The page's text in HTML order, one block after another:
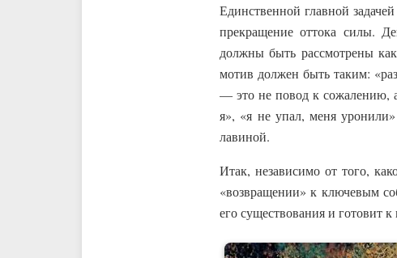
Единственной главной
прекращение оттока силы.
должны быть рассмотрены
мотив должен быть таким:
— это не повод к сожалению, а
я», «я не упал, меня
лавиной.
Итак, независимо от того,
«возвращении» к ключевым
его существования и готовит